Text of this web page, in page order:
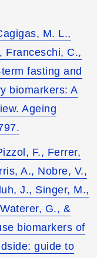
M. L.,
Franceschi, C.,
fasting and
biomarkers: A
Ageing
F., Ferrer,
A., Nobre, V.,
J., Singer, M.,
G., &
biomarkers of
guide to